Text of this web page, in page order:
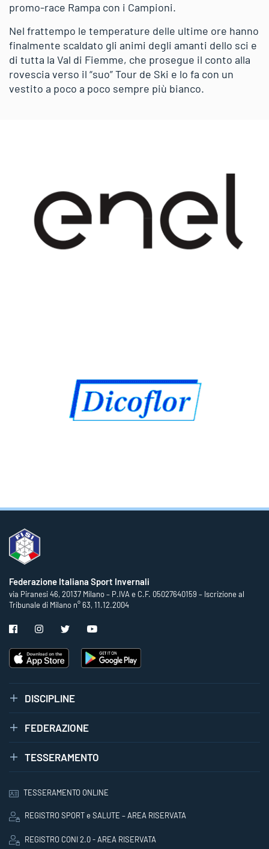
promo-race Rampa con i Campioni.
Nel frattempo le temperature delle ultime ore hanno
finalmente scaldato gli animi degli amanti dello sci e
di tutta la Val di Fiemme, che prosegue il conto alla
rovescia verso il “suo” Tour de Ski e lo fa con un
vestito a poco a poco sempre più bianco.
Federazione Italiana Sport Invernali
via Piranesi 46, 20137 Milano – P.IVA e C.F. 05027640159 – Iscrizione al
Tribunale di Milano n° 63, 11.12.2004
DISCIPLINE
FEDERAZIONE
TESSERAMENTO
TESSERAMENTO ONLINE
REGISTRO SPORT e SALUTE – AREA RISERVATA
REGISTRO CONI 2.0 - AREA RISERVATA